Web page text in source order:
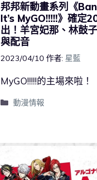
邦邦新動畫系列《
It’s MyGO!!!!!》確定
出！羊宮妃那、林鼓
與配音
2023/04/10 作者: 星藍
MyGO!!!!!的主場來啦！
動漫情報